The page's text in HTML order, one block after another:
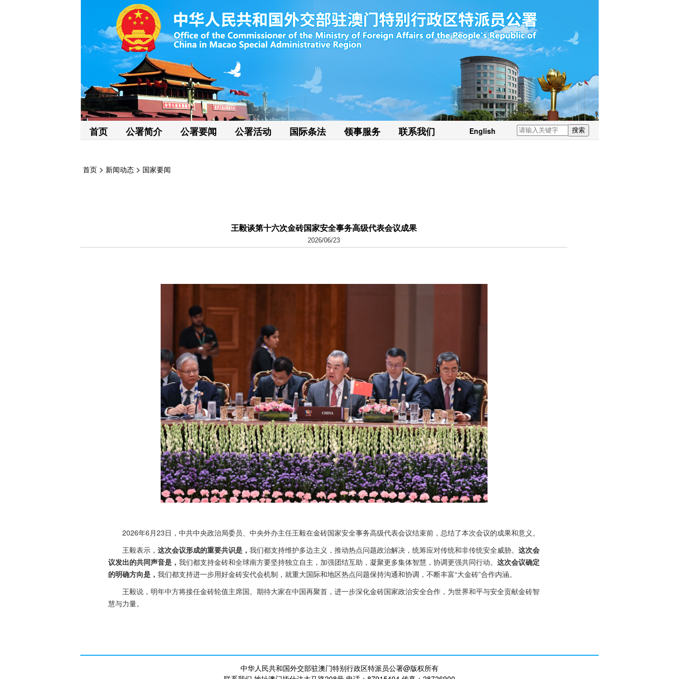
首页 公署简介 公署要闻 公署活动 国际条法 领事服务 联系我们 English 搜索
首页 > 新闻动态 > 国家要闻
王毅谈第十六次金砖国家安全事务高级代表会议成果
2026/06/23
2026年6月23日，中共中央政治局委员、中央外办主任王毅在金砖国家安全事务高级代表会议结束前，总结了本次会议的成果和意义。
王毅表示， 这次会议形成的重要共识是， 我们都支持维护多边主义，推动热点问题政治解决，统筹应对传统和非传统安全威胁。 这次会
议发出的共同声音是， 我们都支持金砖和全球南方要坚持独立自主，加强团结互助，凝聚更多集体智慧，协调更强共同行动。 这次会议确定
的明确方向是， 我们都支持进一步用好金砖安代会机制，就重大国际和地区热点问题保持沟通和协调，不断丰富“大金砖”合作内涵。
王毅说，明年中方将接任金砖轮值主席国。期待大家在中国再聚首，进一步深化金砖国家政治安全合作，为世界和平与安全贡献金砖智
慧与力量。
中华人民共和国外交部驻澳门特别行政区特派员公署@版权所有